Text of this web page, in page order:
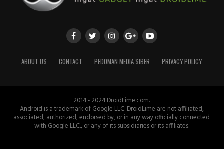
ABOUT US CONTACT PEDOMAN MEDIA SIBER PRIVACY POLICY
2014 - 2024 DroidLime.com.
Android is a trademark of Google LLC. DroidLime are not affiliated,
associated, authorized, endorsed by, or in any way officially connected
with Google LLC., or any of its subsidiaries or its affiliates.